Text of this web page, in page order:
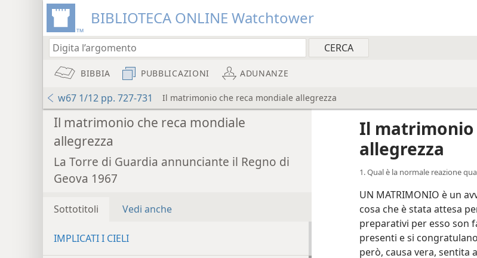
BIBLIOTECA ONLINE Watchtower
BIBBIA PUBBLICAZIONI ADUNANZE
w67 1/12 pp. 727-731 Il matrimonio che reca mondiale allegrezza
Il matrimonio che reca mondiale
allegrezza
La Torre di Guardia annunciante il Regno di
Geova 1967
Sottotitoli Vedi anche
IMPLICATI I CIELI
Il matrimonio
allegrezza
1. Qual è la normale reazione
UN MATRIMONIO è un
cosa che è stata attesa
preparativi per esso son
presenti e si
però, causa vera, sentita